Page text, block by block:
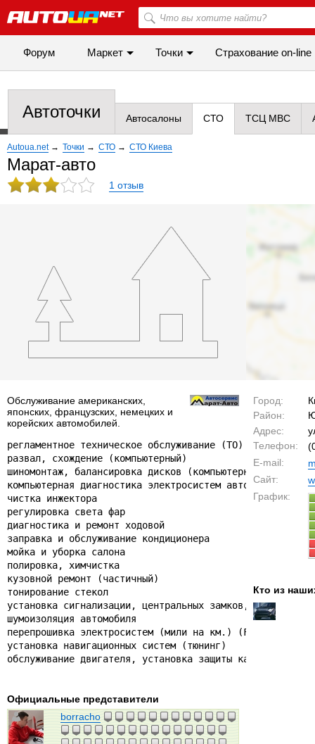
Форум Маркет Точки Cтрахование on-line
Автоточки Автосалоны СТО ТСЦ МВС
Autoua.net → Точки → СТО → СТО Киева
Марат-авто
1 отзыв
Город:
Район:
Адрес:
Телефон:
E-mail:
Сайт:
График:
Кто из
Обслуживание американских,
японских, французских, немецких и
корейских автомобилей.
регламентное техническое обслуживание (ТО)
развал, схождение (компьютерный)
шиномонтаж, балансировка дисков (компьютерные)
компьютерная диагностика электросистем автомобиля
чистка инжектора
регулировка света фар
диагностика и ремонт ходовой
заправка и обслуживание кондиционера
мойка и уборка салона
полировка, химчистка
кузовной ремонт (частичный)
тонирование стекол
установка сигнализации, центральных замков,
шумоизоляция автомобиля
перепрошивка электросистем (мили на км.) (F - C)
установка навигационных систем (тюнинг)
Официальные представители
borracho